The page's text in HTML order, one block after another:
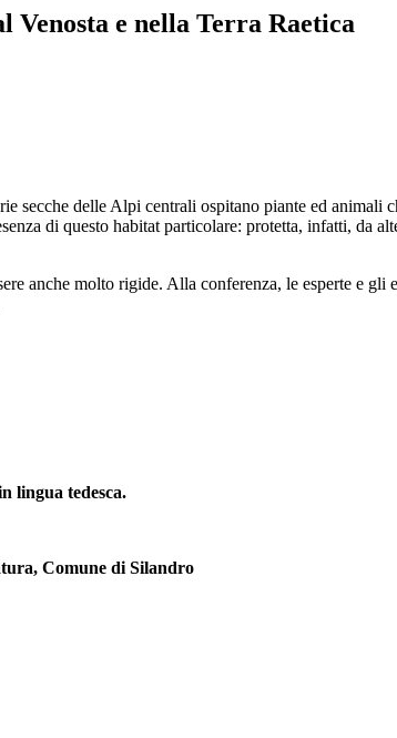
Venosta e nella Terra Raetica
secche delle Alpi centrali ospitano piante ed animali
di questo habitat particolare: protetta, infatti, da
anche molto rigide. Alla conferenza, le esperte e
lingua tedesca.
Comune di Silandro